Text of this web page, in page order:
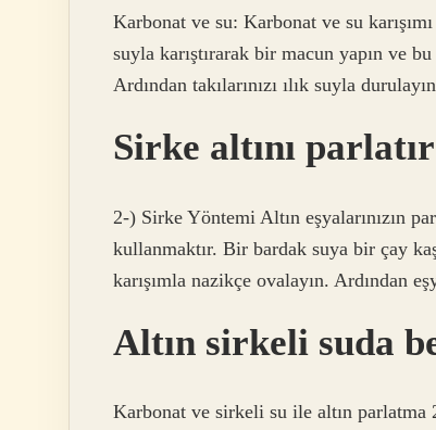
Karbonat ve su: Karbonat ve su
suyla karıştırarak bir macun yapın ve
Ardından takılarınızı ılık suyla
Sirke altını parlatır
2-) Sirke Yöntemi Altın eşyalarınızın
kullanmaktır. Bir bardak suya bir çay
karışımla nazikçe ovalayın. Ardından
Altın sirkeli suda
Karbonat ve sirkeli su ile altın parlatma